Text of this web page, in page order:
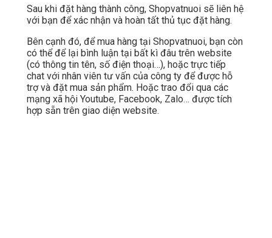
Sau khi đặt hàng thành công, Shopvatnuoi sẽ liên hệ
với bạn để xác nhận và hoàn tất thủ tục đặt hàng.
Bên cạnh đó, để mua hàng tại Shopvatnuoi, bạn còn
có thể để lại bình luận tại bất kì đâu trên website
(có thông tin tên, số điện thoại…), hoặc trực tiếp
chat với nhân viên tư vấn của công ty để được hỗ
trợ và đặt mua sản phẩm. Hoặc trao đổi qua các
mạng xã hội Youtube, Facebook, Zalo… được tích
hợp sẵn trên giao diện website.